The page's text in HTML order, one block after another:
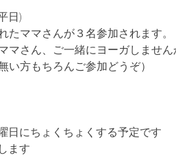
日)
たママさんが３名参加されます。
マさん、ご一緒にヨーガしません
い方もちろんご参加どうぞ）
日にちょくちょくする予定です
ます